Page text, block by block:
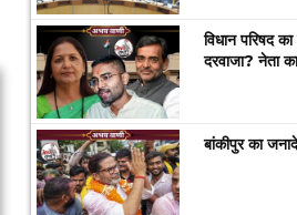
विधान परिषद
दरवाजा? नेता
बांकीपुर का